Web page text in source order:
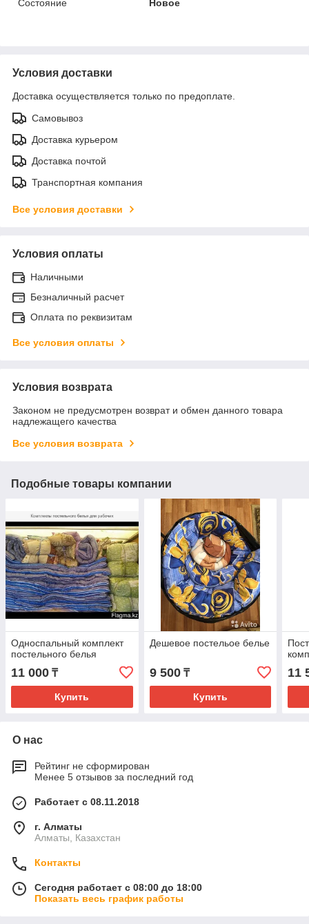
Состояние
Новое
Условия доставки
Доставка осуществляется только по предоплате.
Самовывоз
Доставка курьером
Доставка почтой
Транспортная компания
Все условия доставки
Условия оплаты
Наличными
Безналичный расчет
Оплата по реквизитам
Все условия оплаты
Условия возврата
Законом не предусмотрен возврат и обмен данного товара
надлежащего качества
Все условия возврата
Подобные товары компании
Односпальный комплект
постельного белья
11 000 ₸
Купить
Дешевое постельое белье
9 500₸
Купить
11
О нас
Рейтинг не сформирован
Менее 5 отзывов за последний год
Работает с 08.11.2018
г. Алматы
Алматы, Казахстан
Контакты
Сегодня работает с 08:00 до 18:00
Показать весь график работы